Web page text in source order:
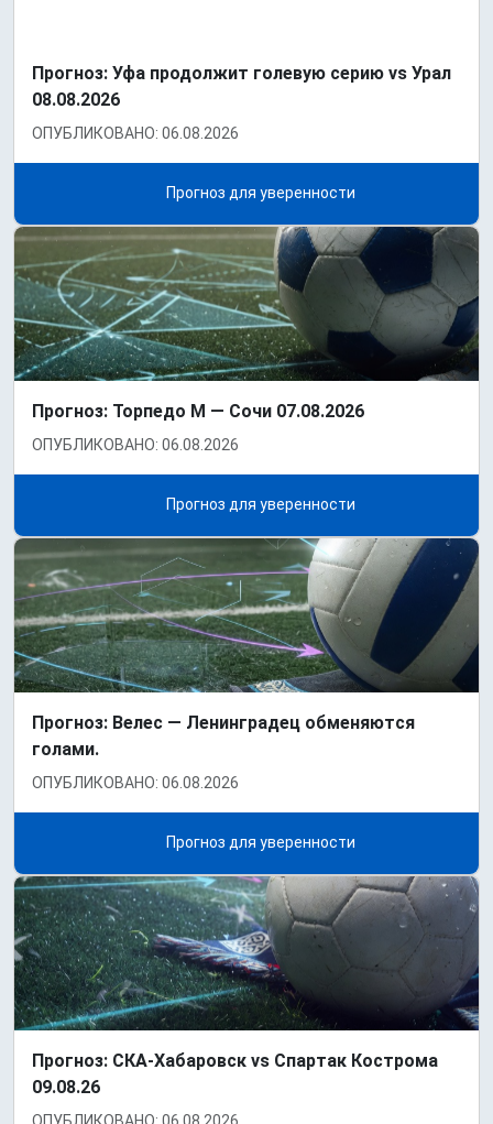
Прогноз: Уфа продолжит голевую серию vs Урал
08.08.2026
ОПУБЛИКОВАНО: 06.08.2026
Прогноз для уверенности
Прогноз: Торпедо М — Сочи 07.08.2026
ОПУБЛИКОВАНО: 06.08.2026
Прогноз для уверенности
Прогноз: Велес — Ленинградец обменяются
голами.
ОПУБЛИКОВАНО: 06.08.2026
Прогноз для уверенности
Прогноз: СКА-Хабаровск vs Спартак Кострома
09.08.26